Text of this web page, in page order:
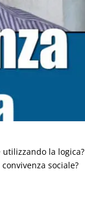
la logica?
sociale?